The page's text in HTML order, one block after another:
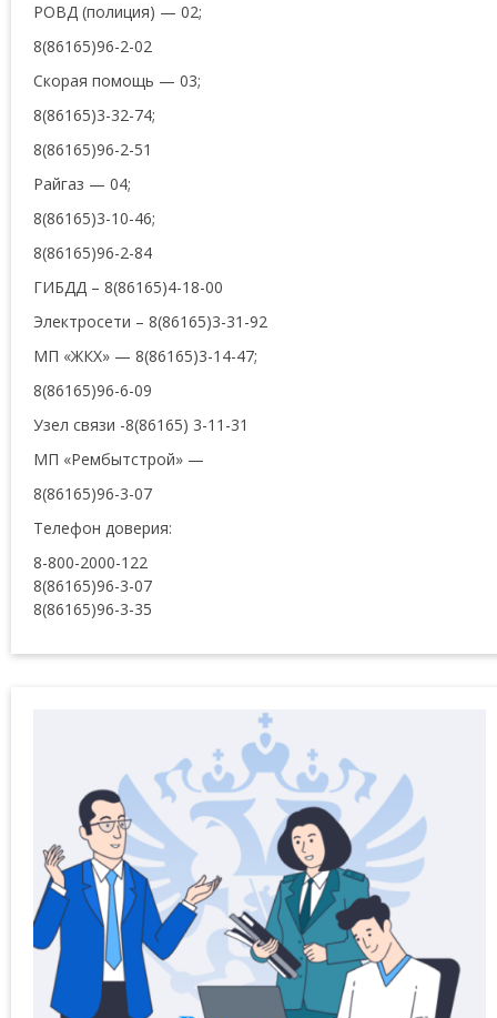
РОВД (полиция) — 02;
8(86165)96-2-02
Скорая помощь — 03;
8(86165)3-32-74;
8(86165)96-2-51
Райгаз — 04;
8(86165)3-10-46;
8(86165)96-2-84
ГИБДД – 8(86165)4-18-00
Электросети – 8(86165)3-31-92
МП «ЖКХ» — 8(86165)3-14-47;
8(86165)96-6-09
Узел связи -8(86165) 3-11-31
МП «Рембытстрой» —
8(86165)96-3-07
Телефон доверия:
8-800-2000-122
8(86165)96-3-07
8(86165)96-3-35